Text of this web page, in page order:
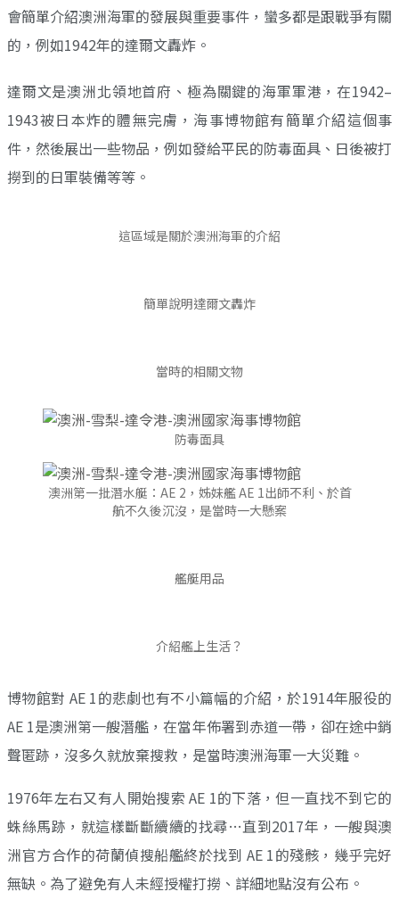
會簡單介紹澳洲海軍的發展與重要事件，蠻多都是跟戰爭有關
的，例如1942年的達爾文轟炸。
達爾文是澳洲北領地首府、極為關鍵的海軍軍港，在1942–
1943被日本炸的體無完膚，海事博物館有簡單介紹這個事
件，然後展出一些物品，例如發給平民的防毒面具、日後被打
撈到的日軍裝備等等。
這區域是關於澳洲海軍的介紹
簡單說明達爾文轟炸
當時的相關文物
防毒面具
澳洲第一批潛水艇：AE 2，姊妹艦 AE 1出師不利、於首
航不久後沉沒，是當時一大懸案
艦艇用品
介紹艦上生活？
博物館對 AE 1的悲劇也有不小篇幅的介紹，於1914年服役的
AE 1是澳洲第一艘潛艦，在當年佈署到赤道一帶，卻在途中銷
聲匿跡，沒多久就放棄搜救，是當時澳洲海軍一大災難。
1976年左右又有人開始搜索 AE 1的下落，但一直找不到它的
蛛絲馬跡，就這樣斷斷續續的找尋…直到2017年，一艘與澳
洲官方合作的荷蘭偵搜船艦終於找到 AE 1的殘骸，幾乎完好
無缺。為了避免有人未經授權打撈、詳細地點沒有公布。